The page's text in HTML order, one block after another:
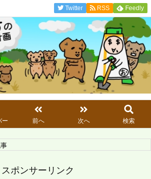
ー 前へ 次へ 検索
Twitter RSS Feedly
スポンサーリンク